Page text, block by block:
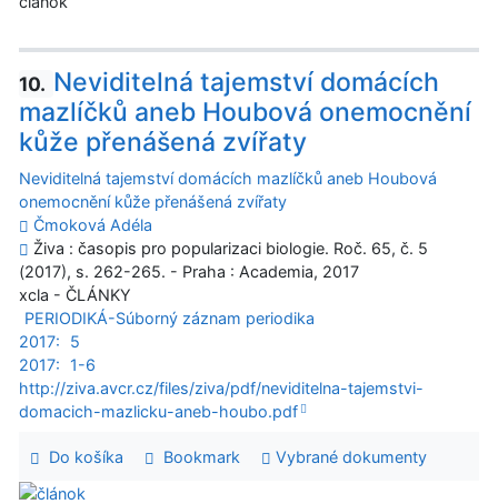
10. Neviditelná tajemství domácích
mazlíčků aneb Houbová onemocnění
kůže přenášená zvířaty
Neviditelná tajemství domácích mazlíčků aneb Houbová
onemocnění kůže přenášená zvířaty
Čmoková Adéla
Živa : časopis pro popularizaci biologie. Roč. 65, č. 5
(2017), s. 262-265. - Praha : Academia, 2017
xcla - ČLÁNKY
PERIODIKÁ-Súborný záznam periodika
2017:
5
2017:
1-6
http://ziva.avcr.cz/files/ziva/pdf/neviditelna-tajemstvi-
domacich-mazlicku-aneb-houbo.pdf
Do košíka Bookmark Vybrané dokumenty